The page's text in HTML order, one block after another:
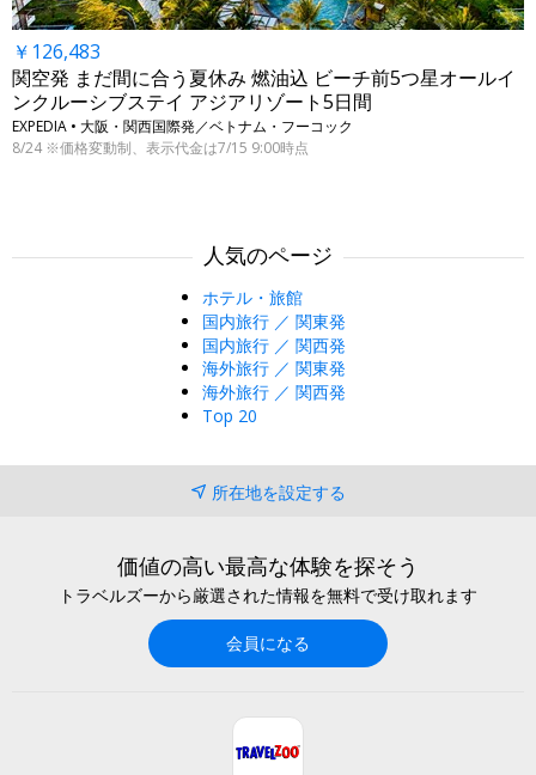
￥126,483
関空発 まだ間に合う夏休み 燃油込 ビーチ前5つ星オールイ
ンクルーシブステイ アジアリゾート5日間
EXPEDIA • 大阪・関西国際発／ベトナム・フーコック
8/24 ※価格変動制、表示代金は7/15 9:00時点
人気のページ
ホテル・旅館
国内旅行 ／ 関東発
国内旅行 ／ 関西発
海外旅行 ／ 関東発
海外旅行 ／ 関西発
Top 20
所在地を設定する
価値の高い最高な体験を探そう
トラベルズーから厳選された情報を無料で受け取れます
会員になる